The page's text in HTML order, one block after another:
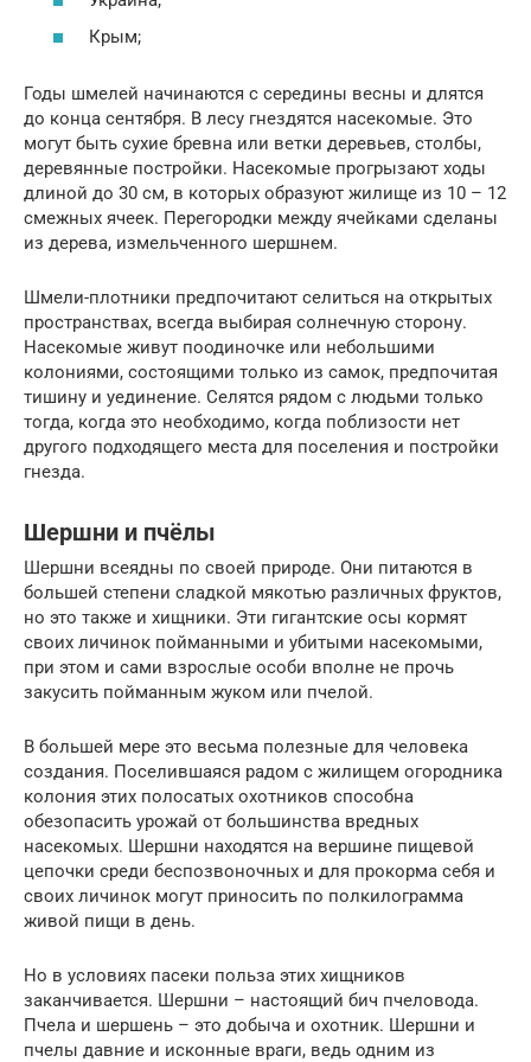
Крым;
Годы шмелей начинаются с середины весны и длятся
до конца сентября. В лесу гнездятся насекомые. Это
могут быть сухие бревна или ветки деревьев, столбы,
деревянные постройки. Насекомые прогрызают ходы
длиной до 30 см, в которых образуют жилище из 10 – 12
смежных ячеек. Перегородки между ячейками сделаны
из дерева, измельченного шершнем.
Шмели-плотники предпочитают селиться на открытых
пространствах, всегда выбирая солнечную сторону.
Насекомые живут поодиночке или небольшими
колониями, состоящими только из самок, предпочитая
тишину и уединение. Селятся рядом с людьми только
тогда, когда это необходимо, когда поблизости нет
другого подходящего места для поселения и постройки
гнезда.
Шершни и пчёлы
Шершни всеядны по своей природе. Они питаются в
большей степени сладкой мякотью различных фруктов,
но это также и хищники. Эти гигантские осы кормят
своих личинок пойманными и убитыми насекомыми,
при этом и сами взрослые особи вполне не прочь
закусить пойманным жуком или пчелой.
В большей мере это весьма полезные для человека
создания. Поселившаяся радом с жилищем огородника
колония этих полосатых охотников способна
обезопасить урожай от большинства вредных
насекомых. Шершни находятся на вершине пищевой
цепочки среди беспозвоночных и для прокорма себя и
своих личинок могут приносить по полкилограмма
живой пищи в день.
Но в условиях пасеки польза этих хищников
заканчивается. Шершни – настоящий бич пчеловода.
Пчела и шершень – это добыча и охотник. Шершни и
пчелы давние и исконные враги, ведь одним из